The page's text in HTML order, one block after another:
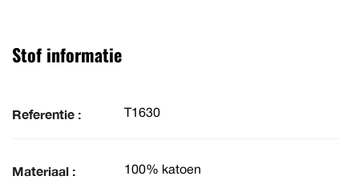
Stof informatie
Referentie : T1630
Materiaal : 100% katoen